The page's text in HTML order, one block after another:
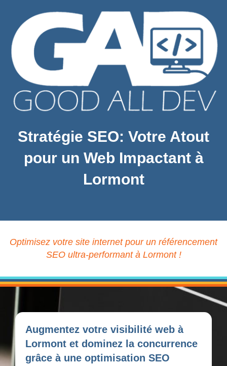
Stratégie SEO: Votre Atout
pour un Web Impactant à
Lormont
Optimisez votre site internet pour un référencement
SEO ultra-performant à Lormont !
Augmentez votre visibilité web à
Lormont et dominez la concurrence
grâce à une optimisation SEO